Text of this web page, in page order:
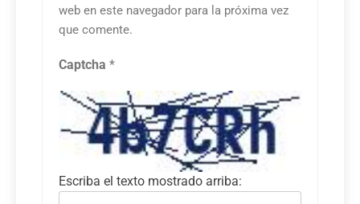
web en este navegador para la próxima vez
que comente.
Captcha *
Escriba el texto mostrado arriba: